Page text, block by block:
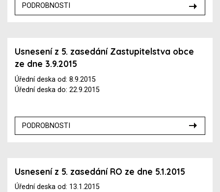
PODROBNOSTI
Usnesení z 5. zasedání Zastupitelstva obce
ze dne 3.9.2015
Úřední deska od: 8.9.2015
Úřední deska do: 22.9.2015
PODROBNOSTI
Usnesení z 5. zasedání RO ze dne 5.1.2015
Úřední deska od: 13.1.2015